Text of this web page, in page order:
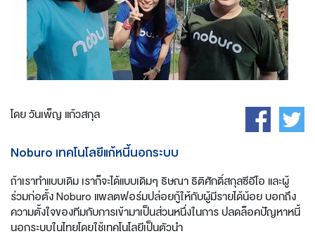
โดย วันเพ็ญ แก้วสกุล
Noburo เทคโนโลยีแก้หนี้นอกระบบ
ถ้าเราทำแบบเดิม เราก็จะได้แบบเดิมๆ ธิษณา ธิติศักดิ์สกุลซีอีโอ และผู้
ร่วมก่อตั้ง Noburo แพลตฟอร์มปล่อยกู้ให้กับผู้มีรายได้น้อย บอกถึง
ความตั้งใจของทีมกับการเข้ามาเป็นส่วนหนึ่งในการ ปลดล็อคปัญหาหนี้
นอกระบบในไทยโดยใช้เทคโนโลยีเป็นตัวนำ